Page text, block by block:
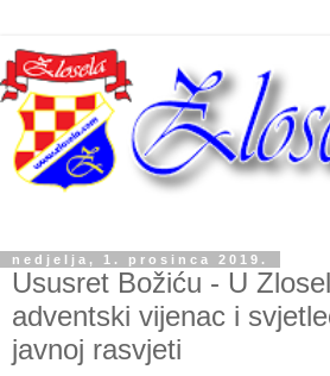
nedjelja, 1. prosinca 2019.
Ususret Božiću - U
adventski vijenac i
javnoj rasvjeti